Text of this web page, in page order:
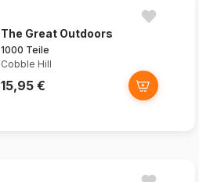
The Great Outdoors
1000 Teile
Cobble Hill
15,95 €